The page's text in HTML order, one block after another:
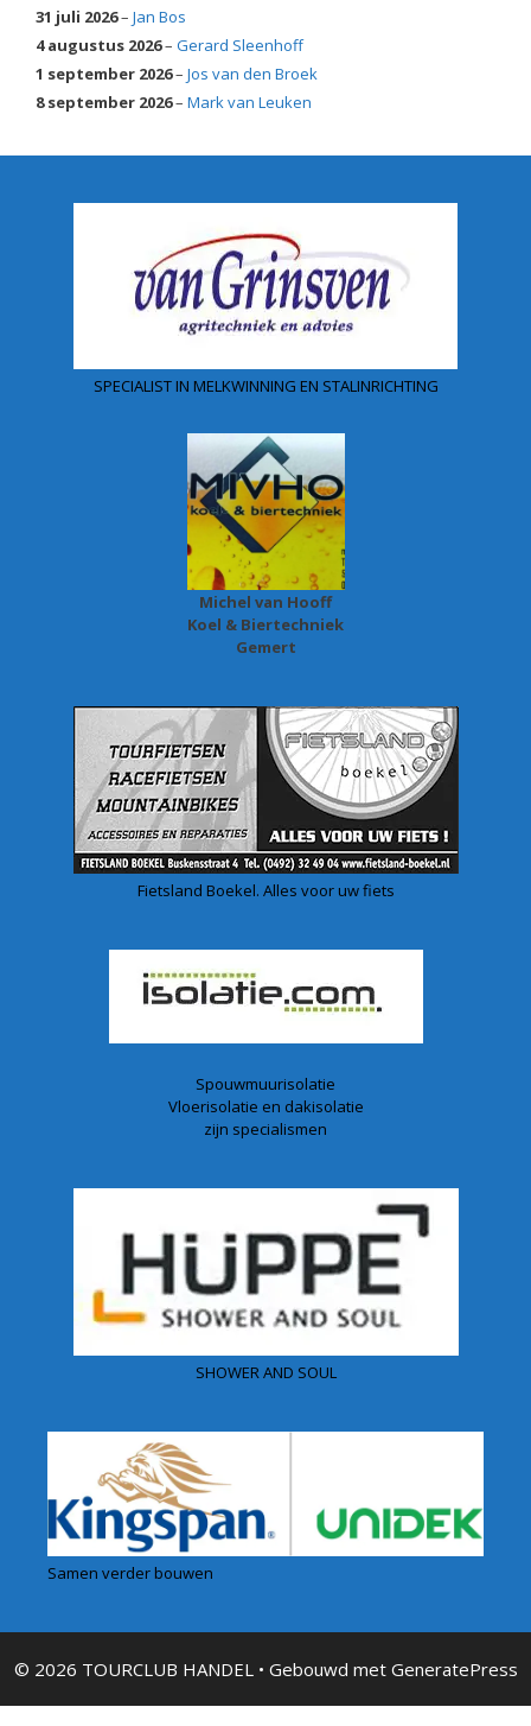
31 juli 2026– Jan Bos
4 augustus 2026– Gerard Sleenhoff
1 september 2026– Jos van den Broek
8 september 2026– Mark van Leuken
SPECIALIST IN MELKWINNING EN STALINRICHTING
Michel van Hooff
Koel & Biertechniek
Gemert
Fietsland Boekel. Alles voor uw fiets
Spouwmuurisolatie
Vloerisolatie en dakisolatie
zijn specialismen
SHOWER AND SOUL
Samen verder bouwen
© 2026 TOURCLUB HANDEL • Gebouwd met GeneratePress